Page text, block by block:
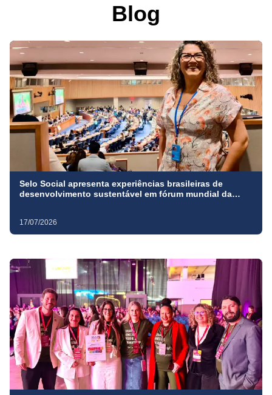
Blog
Selo Social apresenta experiências brasileiras de
desenvolvimento sustentável em fórum mundial da
17/07/2026